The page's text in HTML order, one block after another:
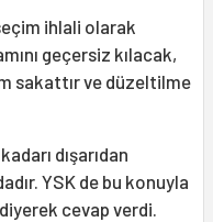
ihlali olarak
geçersiz kılacak,
sakattır ve düzeltilme
dışarıdan
YSK de bu konuyla
cevap verdi.